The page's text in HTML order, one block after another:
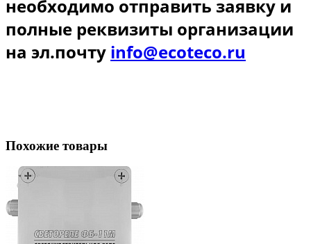
необходимо отправить заявку и
полные реквизиты организации
на эл.почту info@ecoteco.ru
Похожие товары